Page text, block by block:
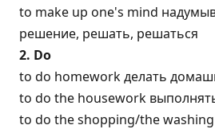
to make up one's mind
решение, решать, решаться
2. Do
to do homework делать
to do the housework
to do the shopping/the washing